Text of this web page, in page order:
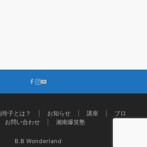
玲子とは？ お知らせ 講座
ブロ
お問い合わせ 湘南爆笑塾
B.B Wonderland